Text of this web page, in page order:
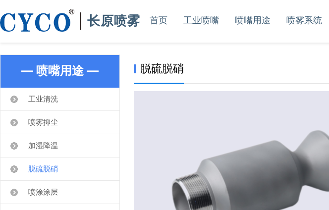
长原喷雾 首页 工业喷嘴 喷嘴用途 喷雾系统
— 喷嘴用途 —
工业清洗
喷雾抑尘
加湿降温
脱硫脱硝
喷涂涂层
脱硫脱硝